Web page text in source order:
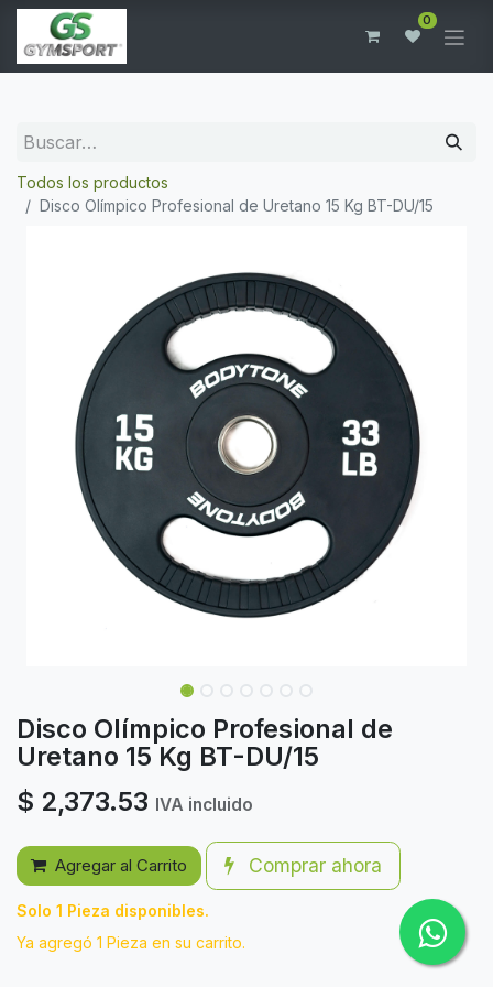
0
Todos los productos
Disco Olímpico Profesional de Uretano 15 Kg BT-DU/15
Disco Olímpico Profesional de
Uretano 15 Kg BT-DU/15
$ 2,373.53 IVA incluido
Agregar al Carrito Comprar ahora
Solo 1 Pieza disponibles.
Ya agregó 1 Pieza en su carrito.